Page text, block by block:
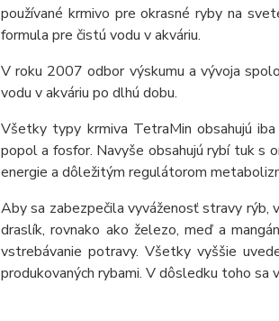
používané krmivo pre okrasné ryby na
formula pre čistú vodu v akváriu.
V roku 2007 odbor výskumu a vývoja
vodu v akváriu po dlhú dobu.
Všetky typy krmiva TetraMin obsahujú
popol a fosfor. Navyše obsahujú rybí tuk s
energie a dôležitým regulátorom
Aby sa zabezpečila vyváženosť stravy rýb,
draslík, rovnako ako železo, meď a
vstrebávanie potravy. Všetky vyššie
produkovaných rybami. V dôsledku toho sa